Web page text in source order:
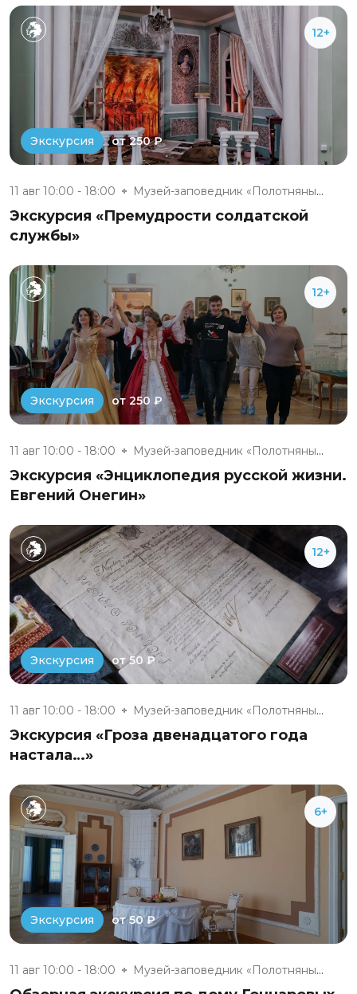
12+
Экскурсия от 250 ₽
11 авг 10:00 - 18:00 Музей-заповедник «Полотняный З...
Экскурсия «Премудрости солдатской
службы»
12+
Экскурсия от 250 ₽
11 авг 10:00 - 18:00 Музей-заповедник «Полотняный З...
Экскурсия «Энциклопедия русской жизни.
Евгений Онегин»
12+
Экскурсия от 50 ₽
11 авг 10:00 - 18:00 Музей-заповедник «Полотняный З...
Экскурсия «Гроза двенадцатого года
настала…»
6+
Экскурсия от 50 ₽
11 авг 10:00 - 18:00 Музей-заповедник «Полотняный З...